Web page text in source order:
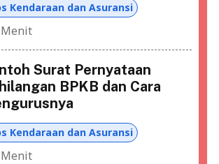
Kendaraan dan Asuransi
Surat Pernyataan
BPKB dan Cara
Kendaraan dan Asuransi